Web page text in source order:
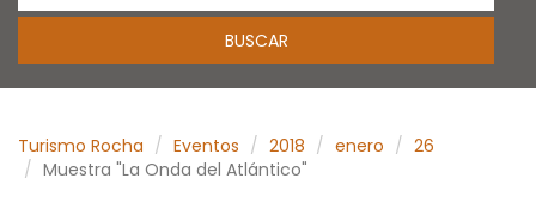
Turismo Rocha Eventos 2018 enero
26
Muestra "La Onda del Atlántico"